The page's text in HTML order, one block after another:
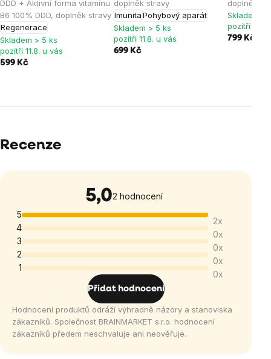
DDD + Aktivní forma vitamínu
B6 100% DDD, doplněk stravy
Regenerace
Skladem > 5 ks
pozítří 11.8. u vás
599 Kč
doplněk stravy
ImunitaPohybový aparát
Skladem > 5 ks
pozítří 11.8. u vás
699 Kč
doplněk
Skladem >
pozítří 11.8.
799 Kč
Recenze
5,0Průměrné
hodnocení
produktu
je
5,0
z
5
2 hodnocení
5
2x
4
0x
3
0x
2
0x
1
0x
Přidat hodnocení
Hodnocení produktů odráží výhradně názory a stanoviska
zákazníků. Společnost BRAINMARKET s.r.o. hodnocení
zákazníků předem neschvaluje ani neověřuje.